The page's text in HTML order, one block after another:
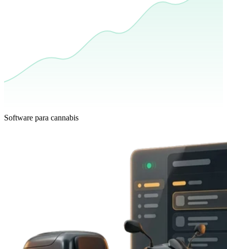
Software para cannabis